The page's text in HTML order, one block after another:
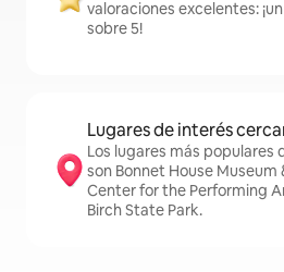
valoraciones excelentes:
sobre 5!
Lugares de interés
Los lugares más populares
son Bonnet House Museum
Center for the Performing
Birch State Park.